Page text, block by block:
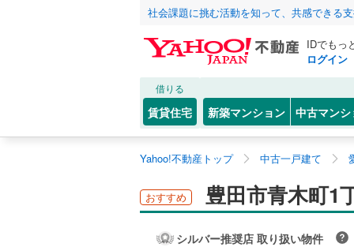
社会課題に挑む活動を知って、共感できる
IDでもっ
ログイン
借りる
賃貸住宅 新築マンション 中古マンシ
Yahoo!不動産トップ 中古一戸建て
おすすめ 豊田市青木町1
シルバー推奨店 取り扱い物件